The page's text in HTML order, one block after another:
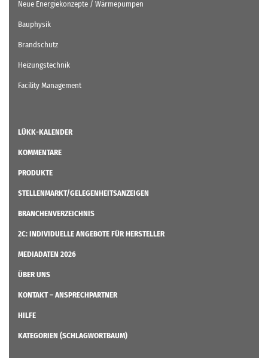
Neue Energiekonzepte / Wärmepumpen
Bauphysik
Brandschutz
Heizungstechnik
Facility Management
LÜKK-KALENDER
KOMMENTARE
PRODUKTE
STELLENMARKT/GELEGENHEITSANZEIGEN
BRANCHENVERZEICHNIS
2C: INDIVIDUELLE ANGEBOTE FÜR HERSTELLER
MEDIADATEN 2026
ÜBER UNS
KONTAKT – ANSPRECHPARTNER
HILFE
KATEGORIEN (SCHLAGWORTBAUM)